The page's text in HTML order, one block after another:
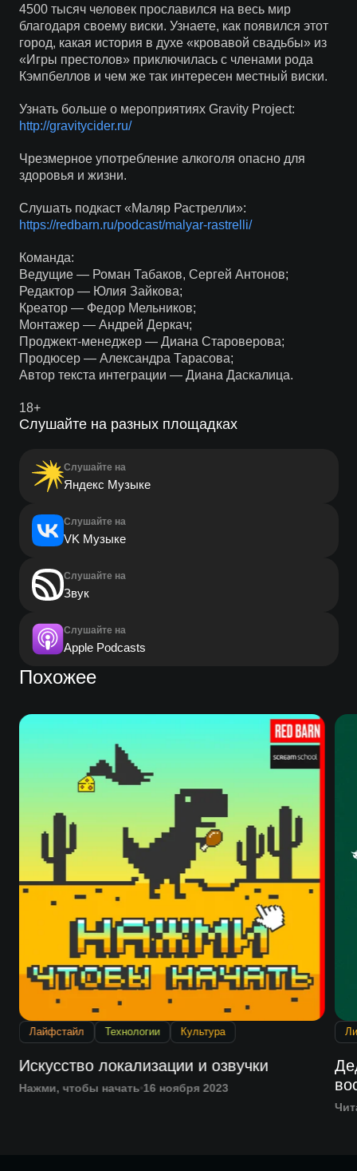
4500 тысяч человек прославился на весь мир
благодаря своему виски. Узнаете, как появился этот
город, какая история в духе «кровавой свадьбы» из
«Игры престолов» приключилась с членами рода
Кэмпбеллов и чем же так интересен местный виски.
Узнать больше о мероприятиях Gravity Project:
http://gravitycider.ru/
Чрезмерное употребление алкоголя опасно для
здоровья и жизни.
Слушать подкаст «Маляр Растрелли»:
https://redbarn.ru/podcast/malyar-rastrelli/
Команда:
Ведущие — Роман Табаков, Сергей Антонов;
Редактор — Юлия Зайкова;
Креатор — Федор Мельников;
Монтажер — Андрей Деркач;
Проджект-менеджер — Диана Староверова;
Продюсер — Александра Тарасова;
Автор текста интеграции — Диана Даскалица.
18+
Слушайте на разных площадках
Слушайте на
Яндекс Музыке
Слушайте на
VK Музыке
Слушайте на
Звук
Слушайте на
Apple Podcasts
Похожее
Лайфстайл Технологии Культура
Искусство локализации и озвучки
Нажми, чтобы начать 16 ноября 2023